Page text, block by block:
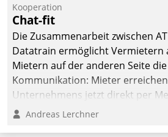
Kooperation
Chat-fit
Die Zusammenarbeit zwischen
Datatrain ermöglicht Vermietern
Mietern auf der anderen Seite
Kommunikation: Mieter
Unternehmens jetzt direkt per
Mitarbeiter oder Dienstleister
Andreas Lerchner